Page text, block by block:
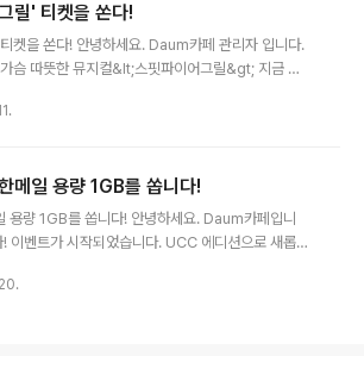
릴' 티켓을 쏜다!
켓을 쏜다! 안녕하세요. Daum카페 관리자 입니다.
슴 따뜻한 뮤지컬&lt;스핏파이어그릴&gt; 지금 바
한 가슴 뭉클한 뮤지컬! 카페 운영진이 포..
메일 용량 1GB를 쏩니다!
용량 1GB를 쏩니다! 안녕하세요. Daum카페입니
이벤트가 시작되었습니다. UCC 에디션으로 새롭게
동영상 많이 자랑해주시고, 메일함도 넉넉하게 ..